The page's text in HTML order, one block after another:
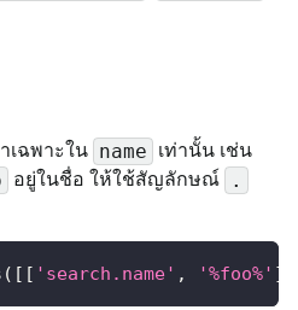
เฉพาะใน name เท่านั้น เช่น
อยู่ในชื่อ ให้ใช้สัญลักษณ์ .
( [ [ 'search.name' , '%foo%' ]